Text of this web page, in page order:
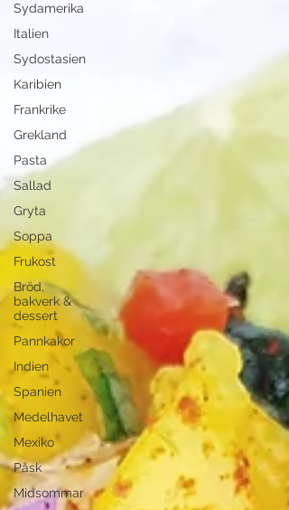
Sydamerika
Italien
Sydostasien
Karibien
Frankrike
Grekland
Pasta
Sallad
Gryta
Soppa
Frukost
Bröd,
bakverk &
dessert
Pannkakor
Indien
Spanien
Medelhavet
Mexiko
Påsk
Midsommar